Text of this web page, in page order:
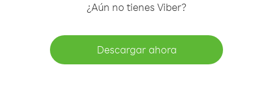
¿Aún no tienes Viber?
Descargar ahora